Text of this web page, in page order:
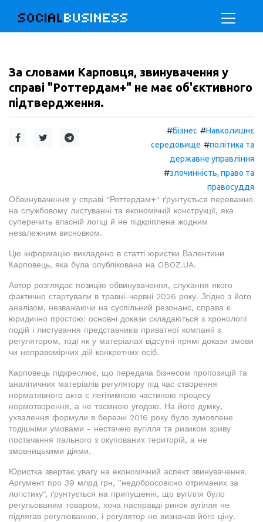
SOCIALBUSINESS
За словами Карповця, звинувачення у
справі "Роттердам+" не має об'єктивного
підтвердження.
#Бізнес #Навколишнє
середовище #політика та
державне управління
#злочинність, право та
правосуддя
Обвинувачення у справі "Роттердам+" ґрунтується переважно
на службовому листуванні та економічній конструкції, яка
суперечить власній логіці й не підкріплена жодним
незалежним висновком.
Цю інформацію викладено в статті юристки Валентини
Карповець, яка була опублікована на OBOZ.UA.
Автор розглядає позицію обвинувачення, слухання якого
фактично стартували в травні-червні 2026 року. Згідно з його
аналізом, незважаючи на суспільний резонанс, справа є
юридично простою: основні докази складаються з хронології
подій і листування представників приватної компанії з
регулятором, тоді як у матеріалах відсутні прямі докази змови
чи неправомірних дій конкретних осіб.
Карповець підкреслює, що передача бізнесом пропозицій та
аналітичних матеріалів регулятору під час створення
нормативного акта є легітимною частиною процесу
нормотворення, а не таємною угодою. На його думку,
ухвалення формули в березні 2016 року було зумовлене
тодішніми умовами - нестачею вугілля та ризиком зриву
постачання пального з окупованих територій, а не
змовницькими діями.
Юристка звертає увагу на економічний аспект звинувачення.
Аргумент про 39 млрд грн, "недобросовісно отриманих за
логістику", ґрунтується на припущенні, що вугілля було
регульованим товаром, хоча насправді ринок вугілля не
підлягав регулюванню, і регулятор не визначав його ціну.